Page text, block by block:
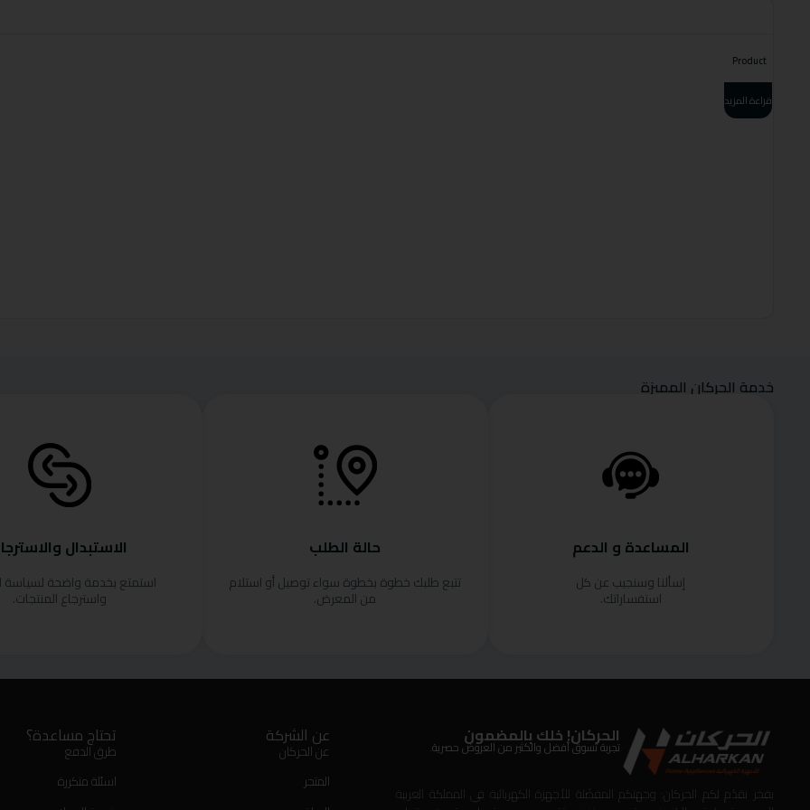
Product
قراءة المزيد
خدمة الحركان المميزة
المساعدة و الدعم
إسألنا وسنجيب عن كل
استفساراتك.
حالة الطلب
تتبع طلبك خطوة بخطوة سواء توصيل أو استلام
من المعرض.
الاستبدال
استمتع بخدمة واضحة لسياسة
واسترجاع المنتجات.
الحركان! خلك بالمضمون
تجربة تسوق أفضل والكثير من العروض حصرية.
بفخر نقدّم لكم الحركان: وجهتكم المفضّلة للأجهزة الكهربائية في المملكة العربية
عن الشركة
عن الحركان
المتجر
تحتاج مساعدة؟
طرق الدفع
اسئلة متكررة